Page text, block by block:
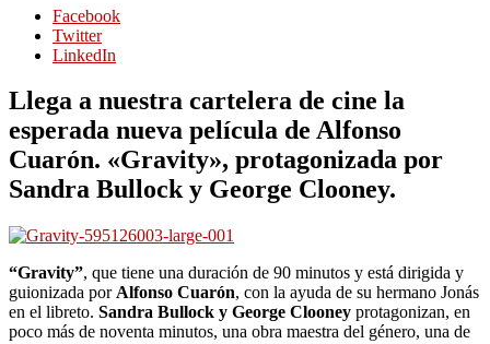
Facebook
Twitter
LinkedIn
Llega a nuestra cartelera de cine la
esperada nueva película de Alfonso
Cuarón. «Gravity», protagonizada por
Sandra Bullock y George Clooney.
“Gravity”, que tiene una duración de 90 minutos y está dirigida y
guionizada por Alfonso Cuarón, con la ayuda de su hermano Jonás
en el libreto. Sandra Bullock y George Clooney protagonizan, en
poco más de noventa minutos, una obra maestra del género, una de